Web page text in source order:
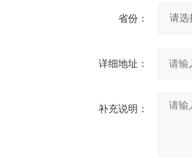
省份：
详细地址：
补充说明：